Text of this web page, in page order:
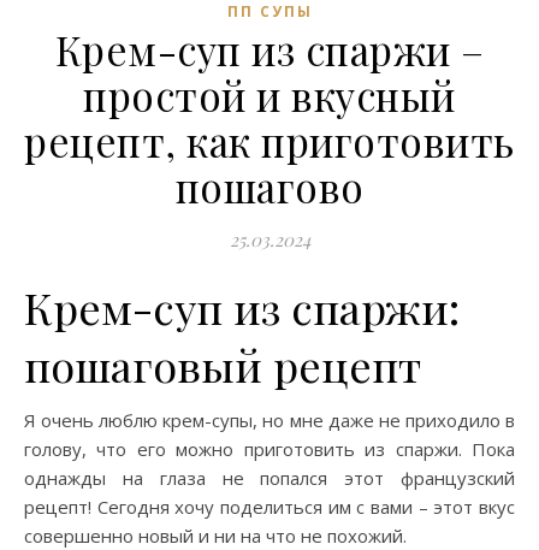
ПП СУПЫ
Крем-суп из спаржи –
простой и вкусный
рецепт, как приготовить
пошагово
25.03.2024
Крем-суп из спаржи:
пошаговый рецепт
Я очень люблю крем-супы, но мне даже не приходило в
голову, что его можно приготовить из спаржи. Пока
однажды на глаза не попался этот французский
рецепт! Сегодня хочу поделиться им с вами – этот вкус
совершенно новый и ни на что не похожий.